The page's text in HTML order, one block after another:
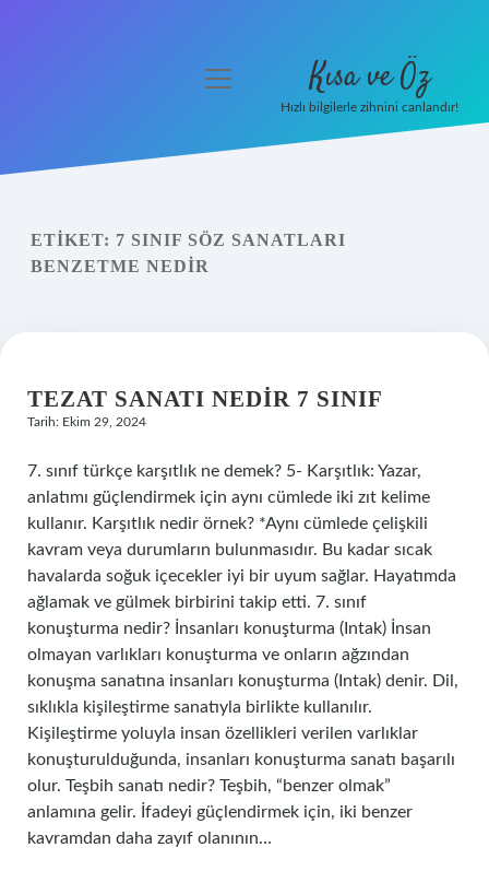
Yasal Uyarı
menüyü
Kısa ve Öz
Hızlı bilgilerle zihnini canlandır!
ETIKET: 7 SINIF SÖZ SANATLARI
BENZETME NEDIR
TEZAT SANATI NEDIR 7 SINIF
Tarih: Ekim 29, 2024
7. sınıf türkçe karşıtlık ne demek? 5- Karşıtlık: Yazar,
anlatımı güçlendirmek için aynı cümlede iki zıt kelime
kullanır. Karşıtlık nedir örnek? *Aynı cümlede çelişkili
kavram veya durumların bulunmasıdır. Bu kadar sıcak
havalarda soğuk içecekler iyi bir uyum sağlar. Hayatımda
ağlamak ve gülmek birbirini takip etti. 7. sınıf
konuşturma nedir? İnsanları konuşturma (Intak) İnsan
olmayan varlıkları konuşturma ve onların ağzından
konuşma sanatına insanları konuşturma (Intak) denir. Dil,
sıklıkla kişileştirme sanatıyla birlikte kullanılır.
Kişileştirme yoluyla insan özellikleri verilen varlıklar
konuşturulduğunda, insanları konuşturma sanatı başarılı
olur. Teşbih sanatı nedir? Teşbih, “benzer olmak”
anlamına gelir. İfadeyi güçlendirmek için, iki benzer
kavramdan daha zayıf olanının…